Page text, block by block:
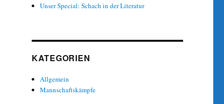
Unser Special: Schach in der Literatur
KATEGORIEN
Allgemein
Mannschaftskämpfe